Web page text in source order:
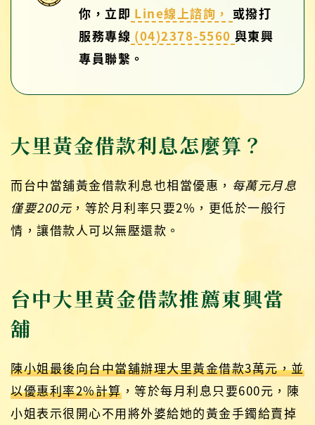
你，立即 Line線上諮詢， 或撥打
服務專線 (04)2378-5560 與東興
專員聯繫。
大里黃金借款利息怎麼算？
而台中當舖黃金借款利息也相當優惠， 每萬元月息
僅要200元 ，等於月利率只要2%，更低於一般行
情，讓借款人可以無壓還款。
台中大里黃金借款推薦東興當
舖
陳小姐最後向台中當舖辦理大里黃金借款3萬元，並
以優惠利率2%計算，等於每月利息只要600元，陳
小姐表示很開心不用將外婆給她的黃金手鐲給賣掉